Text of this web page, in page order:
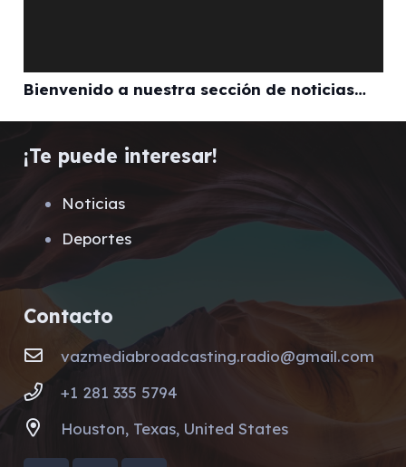
Bienvenido a nuestra sección de noticias…
¡Te puede interesar!
Noticias
Deportes
Contacto
vazmediabroadcasting.radio@gmail.com
+1 281 335 5794
Houston, Texas, United States